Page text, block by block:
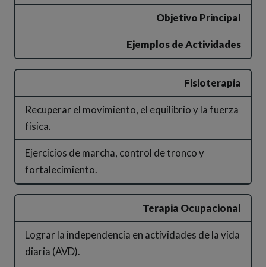
Objetivo Principal
Ejemplos de Actividades
Fisioterapia
Recuperar el movimiento, el equilibrio y la fuerza
física.
Ejercicios de marcha, control de tronco y
fortalecimiento.
Terapia Ocupacional
Lograr la independencia en actividades de la vida
diaria (AVD).